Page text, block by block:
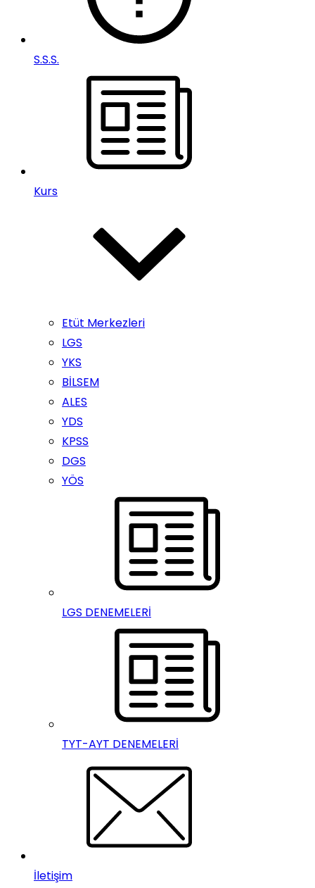
S.S.S.
Kurs
Etüt Merkezleri
LGS
YKS
BİLSEM
ALES
YDS
KPSS
DGS
YÖS
LGS DENEMELERİ
TYT-AYT DENEMELERİ
İletişim